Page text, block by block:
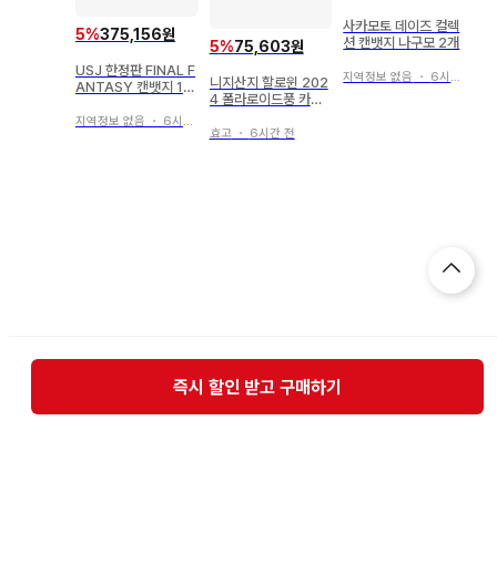
5%375,156원
USJ 한정판 FINAL F
ANTASY 캔뱃지 12
지역정보 없음 ・ 6시간 전
5%75,603원
니지산지 할로윈 202
4 폴라로이드풍 카드
효고・ 6시간 전
사카모토 데이즈 컬렉
션 캔뱃지 나구모 2개
지역정보 없음 ・ 6시간 전
즉시 할인 받고 구매하기